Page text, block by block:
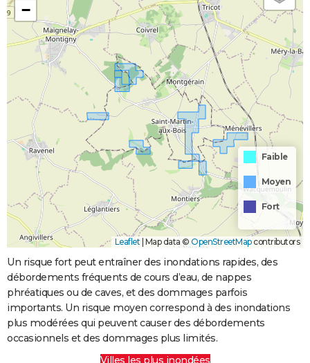
−
Faible
Moyen
Fort
Leaflet | Map data © OpenStreetMapcontributors
Un risque fort peut entraîner des inondations rapides, des
débordements fréquents de cours d’eau, de nappes
phréatiques ou de caves, et des dommages parfois
importants. Un risque moyen correspond à des inondations
plus modérées qui peuvent causer des débordements
occasionnels et des dommages plus limités.
Villes les plus inondées